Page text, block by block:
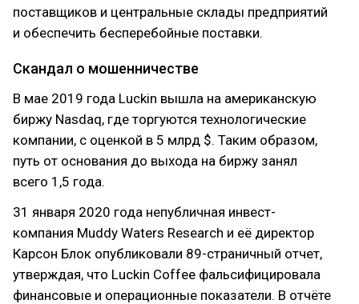
поставщиков и центральные склады предприятий
и обеспечить бесперебойные поставки.
Скандал о мошенничестве
В мае 2019 года Luckin вышла на американскую
биржу Nasdaq, где торгуются технологические
компании, с оценкой в 5 млрд $. Таким образом,
путь от основания до выхода на биржу занял
всего 1,5 года.
31 января 2020 года непубличная инвест-
компания Muddy Waters Research и её директор
Карсон Блок опубликовали 89-страничный отчет,
утверждая, что Luckin Coffee фальсифицировала
финансовые и операционные показатели. В отчёте